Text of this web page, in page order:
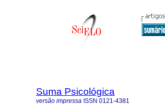
Suma Psicológica
versão impressa ISSN 0121-4381